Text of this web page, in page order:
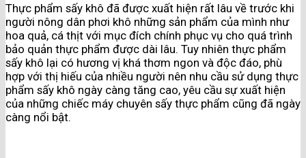
Thực phẩm sấy khô đã được xuất hiện rất lâu về trước khi
người nông dân phơi khô những sản phẩm của mình như
hoa quả, cá thịt với mục đích chính phục vụ cho quá trình
bảo quản thực phẩm được dài lâu. Tuy nhiên thực phẩm
sấy khô lại có hương vị khá thơm ngon và độc đáo, phù
hợp với thị hiếu của nhiều người nên nhu cầu sử dụng thực
phẩm sấy khô ngày càng tăng cao, yêu cầu sự xuất hiện
của những chiếc máy chuyên sấy thực phẩm cũng đã ngày
càng nổi bật.